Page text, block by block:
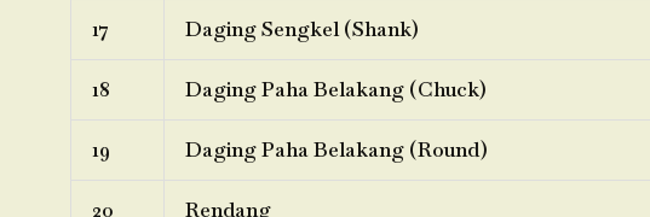
17 Daging Sengkel (Shank)
18 Daging Paha Belakang (Chuck)
19 Daging Paha Belakang (Round)
20 Rendang